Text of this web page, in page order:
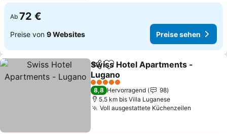
Ab 72 €
Preise von 9 Websites Preise sehen
TeilenZu Favoriten hinzufügen
Swiss Hotel Apartments -
Lugano
Preise sehen
5 Sterne
8,8 Hervorragend
98
5.5 km bis Villa Luganese
Voll ausgestattete Küchenzeilen